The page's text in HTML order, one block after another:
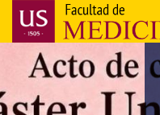
Pasar
contenido
principal
Navegación
principal